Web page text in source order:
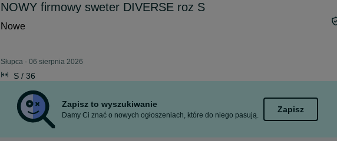
NOWY firmowy sweter DIVERSE roz S
Nowe
Słupca - 06 sierpnia 2026
S / 36
Zapisz to wyszukiwanie
Damy Ci znać o nowych ogłoszeniach, które do niego pasują.
Zapisz